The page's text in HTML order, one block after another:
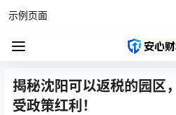
示例页面
揭秘沈阳可以返税的园区
受政策红利！